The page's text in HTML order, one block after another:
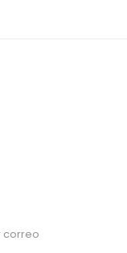
correo